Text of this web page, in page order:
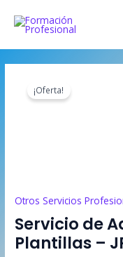
contenido
¡Oferta!
Otros Servicios
Servicio de
Plantillas –